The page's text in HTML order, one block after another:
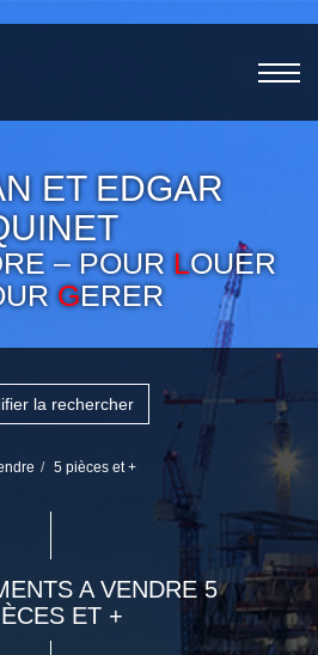
ET EDGAR
– POUR LOUER
GERER
la rechercher
5 pièces et +
A VENDRE 5
ET +